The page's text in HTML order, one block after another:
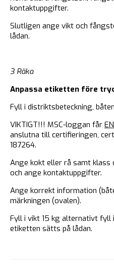
kontaktuppgifter.
Slutligen ange vikt och
lådan.
3 Räka
Anpassa etiketten före
Fyll i distriktsbeteckning,
VIKTIGT!!! MSC-loggan får
anslutna till certifieringen,
187264.
Ange kokt eller rå samt
och ange kontaktuppgifter.
Ange korrekt information
märkningen (ovalen).
Fyll i vikt 15 kg alternativt
etiketten sätts på lådan.